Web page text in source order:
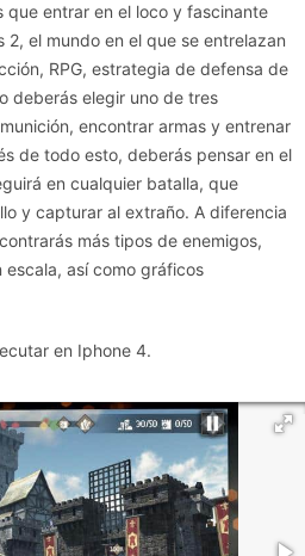
que entrar en el loco y fascinante
2, el mundo en el que se entrelazan
RPG, estrategia de defensa de
deberás elegir uno de tres
encontrar armas y entrenar
de todo esto, deberás pensar en el
en cualquier batalla, que
y capturar al extraño. A diferencia
más tipos de enemigos,
escala, así como gráficos
en Iphone 4.